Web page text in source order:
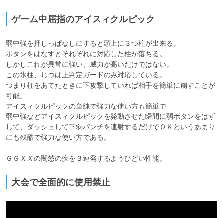
ゲーム中屈指のアイスィクルピック
弱中強を押しっぱなしにすると頭上に３つ柱が出来る。
ボタンをはなすとそれぞれに対応した柱が落ちる。
しかしこれが異常に強い、威力が高いだけではない。
この氷柱、じつは上判定ガードのみ対応している。
つまり柱をあてたときに下攻撃していれば相手を簡単に崩すことが
可能。
アイスィクルピックの単純で強力な使い方も簡単で
弱中強などアイスィクルピックを発動させた瞬間に弱ボタンをはず
して、ダッシュして下弱パンチを連射するだけでＯＫというあまり
にも残酷で強力な使い方である。
ＧＧＸＸの闇慈の疾を３連発するようひどい性能。
大会で全面的に使用禁止